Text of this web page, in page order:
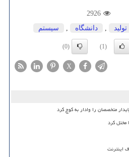
2926
تولید دانشگاه سیستم
(1)
(0)
X
متخصصان را وادار به کوچ کرد
مختل کرد
اینترنت